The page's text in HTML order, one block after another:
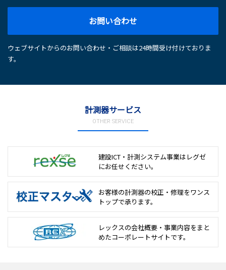
お問い合わせ
ウェブサイトからのお問い合わせ・ご相談は24時間受け付けておりま
す。
計測器サービス
OTHER SERVICE
建設ICT・計測システム事業は レグゼ
にお任せください。
お客様の計測器の校正・修理をワンス
トップで承ります。
レックスの会社概要・事業内容をまと
めたコーポレートサイトです。